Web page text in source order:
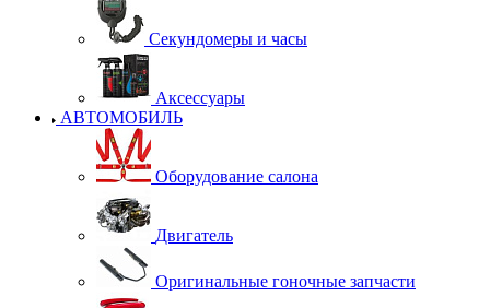
Секундомеры и часы
Аксессуары
АВТОМОБИЛЬ
Оборудование салона
Двигатель
Оригинальные гоночные запчасти